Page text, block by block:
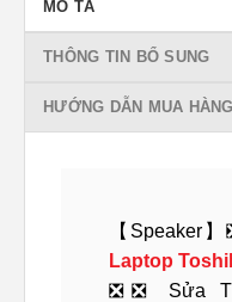
MÔ TẢ
THÔNG TIN BỔ SUNG
HƯỚNG DẪN MUA HÀNG
【Speaker
Laptop
❎❎ Sửa